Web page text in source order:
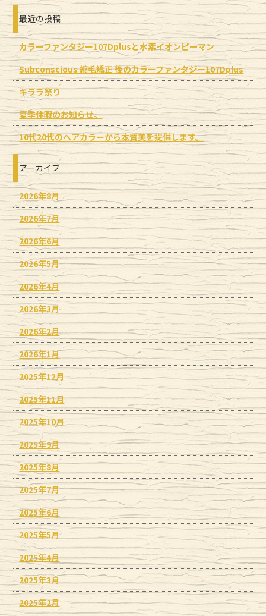
最近の投稿
カラーファンタジー107Dplusと水素イオンピーマン
Subconscious 縮毛矯正 後のカラーファンタジー107Dplus
キララ祭り
夏季休暇のお知らせ。
10代20代のヘアカラーから本質美を提供します。
アーカイブ
2026年8月
2026年7月
2026年6月
2026年5月
2026年4月
2026年3月
2026年2月
2026年1月
2025年12月
2025年11月
2025年10月
2025年9月
2025年8月
2025年7月
2025年6月
2025年5月
2025年4月
2025年3月
2025年2月